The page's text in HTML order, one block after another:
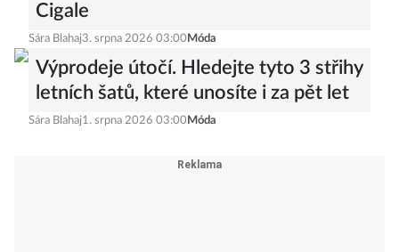
Cigale
Sára Blahaj3. srpna 2026 03:00 Móda
Výprodeje útočí. Hledejte tyto 3 střihy
letních šatů, které unosíte i za pět let
Sára Blahaj1. srpna 2026 03:00 Móda